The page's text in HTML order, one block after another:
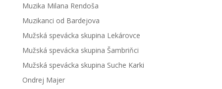
Muzika Milana Rendoša
Muzikanci od Bardejova
Mužská spevácka skupina Lekárovce
Mužská spevácka skupina Šambriňci
Mužská spevácka skupina Suche Karki
Ondrej Majer